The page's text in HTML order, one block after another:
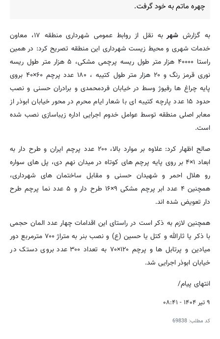
چهره ماتم به خود گرفت.
به گزارش شهر
به نقل از روابط عمومی شهرداری‌ منطقه ۱۷، معاون
خدمات شهری و محیط زیست شهرداری این منطقه تصریح کرد: در همین
راستا ۴۰۰۰۰ هزار متر طول ریسه پرچمی مشکی، ۵ هزار متر طول ریسه
نوری قرمز رنگ و ۲۰ هزار متر طول کتیبه ، ۱۸۰ عدد پرچم ۶۰×۴۰ بروی
پایه چراغ ها رفیوژ وسط در خیابان فردمحمدی و برادران حسنی و نصب
حدود ۱۵ عدد پارچه کتیبه ای با شعار ایام محرم در محور خیابان ابوذر از
معابر اصلی منطقه توسط عوامل خدوم اجرایی اداره زیباسازی نصب شده
است.
صالح اظهار کرد: علاوه بر موارد بالا، ۲۰۰ عدد پرچم ایران و طرح دار به
ابعاد ۱×۴ بر روی پایه پرچم های کوتاه در میدان نهم دی، پل های سواره
رو هلال احمر و شهیدان حسنی و مقابل ساختمان های شهرداری،
همچنین ۴ عدد ابر پرچم مشکی ۹×۱۶ طرح دار و ۵ عدد نما پرچم طرح
دار تعویض شده اند.
همچنین لازم به ذکر است در راستای این اقدامات چهار عدد المان حجمی
با ذکر یا ثارالله و کتل یا حسین (ع) و نصب بنر به متراژ ۷۰۰ مترمربع دور
میادین و پرتابل ها و پرچم ۱۲۰×۷۰ به تعداد ۳۰۰ عدد بروی دستک در
خیابان ابوذر اجرایی شد.
انتهای پیام/
۹ تیر ۱۴۰۴ - ۰۸:۴۱
کد مطلب: 69838